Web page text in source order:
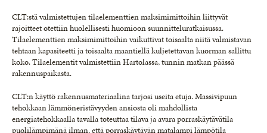
CLT:stä valmistettujen tilaelementtien maksimimittoihin liittyvät
rajoitteet otettiin huolellisesti huomioon suunnitteluratkaisussa.
Tilaelementtien maksimimittoihin vaikuttivat toisaalta niitä valmistavan
tehtaan kapasiteetti ja toisaalta maantiellä kuljetettavan kuorman sallittu
koko. Tilaelementit valmistettiin Hartolassa, tunnin matkan päässä
rakennuspaikasta.
CLT:n käyttö rakennusmateriaalina tarjosi useita etuja. Massivipuun
tehokkaan lämmöneristävyyden ansiosta oli mahdollista
energiatehokkaalla tavalla toteuttaa tilava ja avara porraskäytävätila
puolilämpimänä ilman, että porraskäytävän matalampi lämpötila